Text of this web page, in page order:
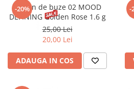
-20%
Creion de buze 02 MOOD
DEFINING Golden Rose 1.6 g
25,00 Lei
20,00 Lei
ADAUGA IN COS
-